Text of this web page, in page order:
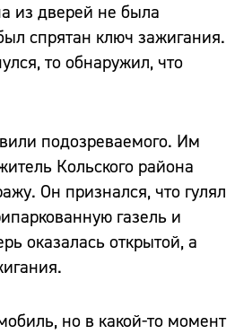
из дверей не была
спрятан ключ зажигания.
то обнаружил, что
подозреваемого. Им
Кольского района
Он признался, что гулял
газель и
оказалась открытой, а
но в какой-то момент